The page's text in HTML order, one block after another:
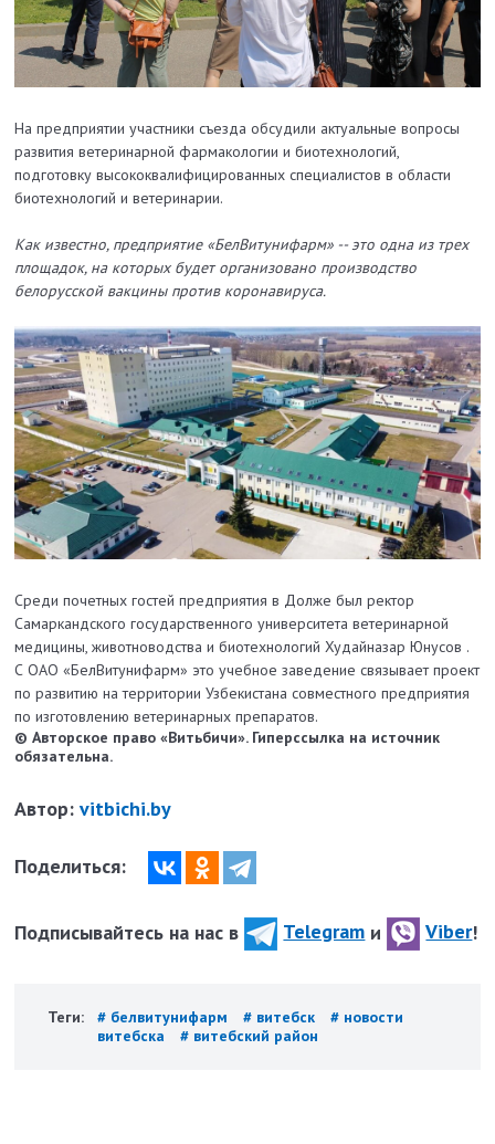
На предприятии участники съезда обсудили актуальные вопросы
развития ветеринарной фармакологии и биотехнологий,
подготовку высококвалифицированных специалистов в области
биотехнологий и ветеринарии.
Как известно, предприятие «БелВитунифарм» -- это одна из трех
площадок, на которых будет организовано производство
белорусской вакцины против коронавируса.
Среди почетных гостей предприятия в Долже был ректор
Самаркандского государственного университета ветеринарной
медицины, животноводства и биотехнологий Худайназар Юнусов .
С ОАО «БелВитунифарм» это учебное заведение связывает проект
по развитию на территории Узбекистана совместного предприятия
по изготовлению ветеринарных препаратов.
© Авторское право «Витьбичи». Гиперссылка на источник
обязательна.
Автор:vitbichi.by
Поделиться:
Подписывайтесь на нас в Telegram и Viber!
Теги: # белвитунифарм # витебск
# новости
витебска
# витебский район